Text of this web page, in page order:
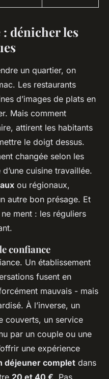
dénicher les
un quartier, on
Les restaurants
d’images de plats en
Mais comment
attirent les habitants
le doigt dessus.
changée selon les
cuisine travaillée.
ou régionaux,
autre bon présage. Et
ment : les réguliers
confiance
Un établissement
fusent en
mauvais - mais
À l’inverse, un
couverts, un service
par un couple ou une
une expérience
déjeuner complet dans
20 et 40 € . Pas